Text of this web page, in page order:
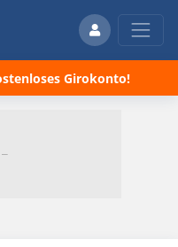
Girokonto!